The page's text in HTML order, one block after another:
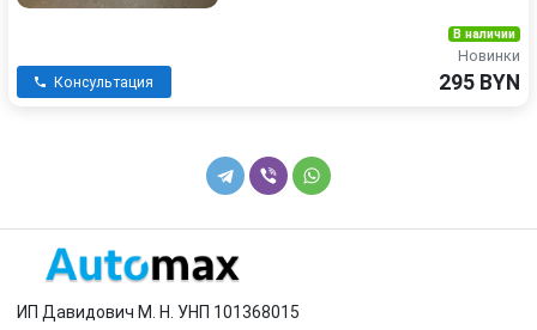
Консультация
В наличии
Новинки
295 BYN
ИП Давидович М. Н. УНП 101368015